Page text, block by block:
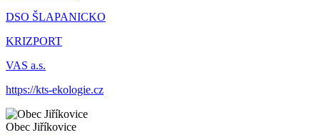
DSO ŠLAPANICKO
KRIZPORT
VAS a.s.
https://kts-ekologie.cz
Obec Jiříkovice